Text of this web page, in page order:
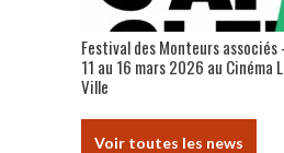
Festival des Monteurs
11 au 16 mars 2026 au Cinéma
Ville
Voir toutes les news